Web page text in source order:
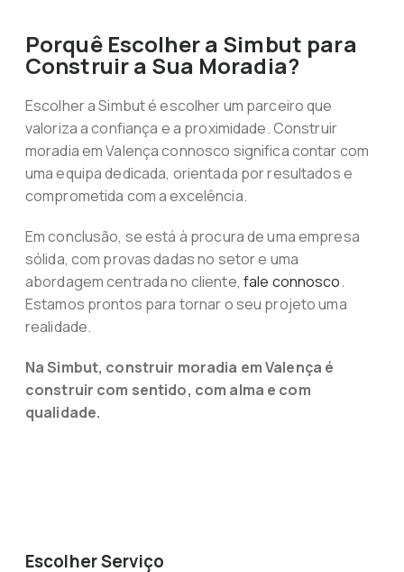
Porquê Escolher a Simbut para
Construir a Sua Moradia?
Escolher a Simbut é escolher um parceiro que
valoriza a confiança e a proximidade. Construir
moradia em Valença connosco significa contar com
uma equipa dedicada, orientada por resultados e
comprometida com a excelência.
Em conclusão, se está à procura de uma empresa
sólida, com provas dadas no setor e uma
abordagem centrada no cliente, fale connosco.
Estamos prontos para tornar o seu projeto uma
realidade.
Na Simbut, construir moradia em Valença é
construir com sentido, com alma e com
qualidade.
Escolher Serviço